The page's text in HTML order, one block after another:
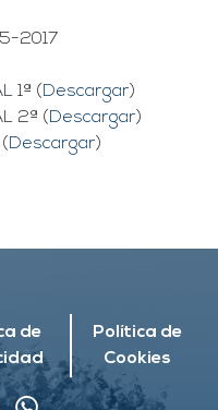
2017
1ª (Descargar)
2ª (Descargar)
Descargar)
de
Política de
Cookies